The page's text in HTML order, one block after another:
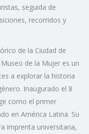
seguida de
recorridos y
de la Ciudad de
de la Mujer es un
a explorar la historia
Inaugurado el 8
como el primer
en América Latina. Su
imprenta universitaria,